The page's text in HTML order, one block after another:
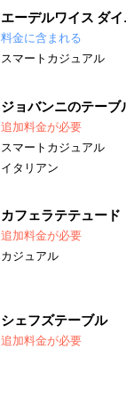
エーデルワイス ダ
料金に含まれる
スマートカジュアル
ジョバンニのテーブ
追加料金が必要
スマートカジュアル
イタリアン
カフェラテテュード
追加料金が必要
カジュアル
シェフズテーブル
追加料金が必要